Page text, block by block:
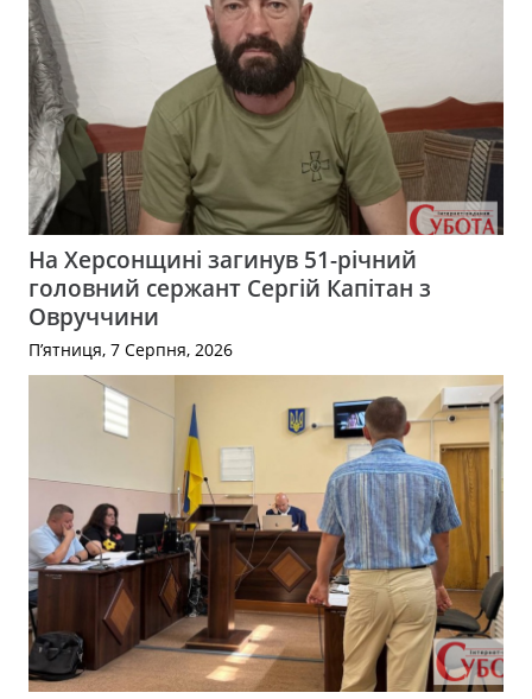
На Херсонщині загинув 51-річний
головний сержант Сергій Капітан з
Овруччини
П’ятниця, 7 Серпня, 2026